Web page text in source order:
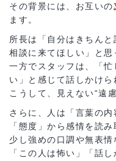
その背景には、お互いの
ます。
所長は「自分はきちん
相談に来てほしい」と思
一方でスタッフは、「
い」と感じて話しかけら
こうして、見えない“遠
さらに、人は「言葉の内
「態度」から感情を読み
少し強めの口調や無表情
「この人は怖い」「話